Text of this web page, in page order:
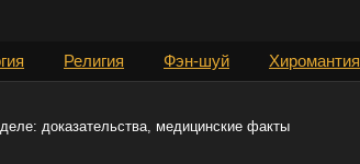
Религия Фэн-шуй Хиромантия
доказательства, медицинские факты